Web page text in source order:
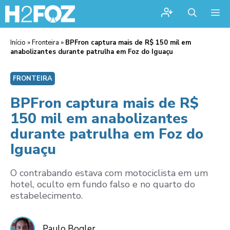
Início »Fronteira » BPFron captura mais de R$ 150 mil em
anabolizantes durante patrulha em Foz do Iguaçu
FRONTEIRA
BPFron captura mais de R$
150 mil em anabolizantes
durante patrulha em Foz do
Iguaçu
O contrabando estava com motociclista em um
hotel, oculto em fundo falso e no quarto do
estabelecimento.